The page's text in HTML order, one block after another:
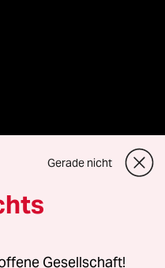
GmbH
oder für Genehmigungen
Gerade nicht
Gesellschaft!